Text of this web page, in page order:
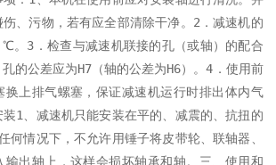
、污物，若有应全部清除干净。2．减速机的
。3．检查与减速机联接的孔（或轴）的配合
的公差应为H7（轴的公差为H6）。4．使用前
换上排气螺塞，保证减速机运行时排出体内气
1、减速机只能安装在平的、减震的、抗扭的
何情况下，不允许用锤子将皮带轮、联轴器、
输出轴上，这样会损坏轴承和轴。三、使用和